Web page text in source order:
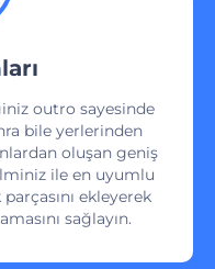
outro sayesinde
bile yerlerinden
oluşan geniş
ile en uyumlu
ekleyerek
sağlayın.